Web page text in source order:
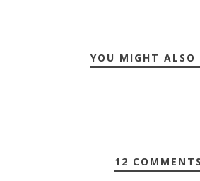
YOU MIGHT ALSO
12 COMMENTS